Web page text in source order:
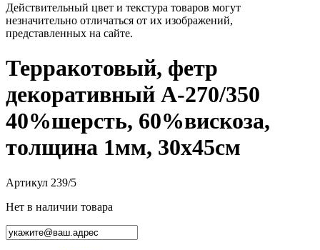
Действительный цвет и текстура товаров могут
незначительно отличаться от их изображений,
представленных на сайте.
Терракотовый, фетр
декоративный А-270/350
40%шерсть, 60%вискоза,
толщина 1мм, 30х45см
Артикул 239/5
Нет в наличии товара